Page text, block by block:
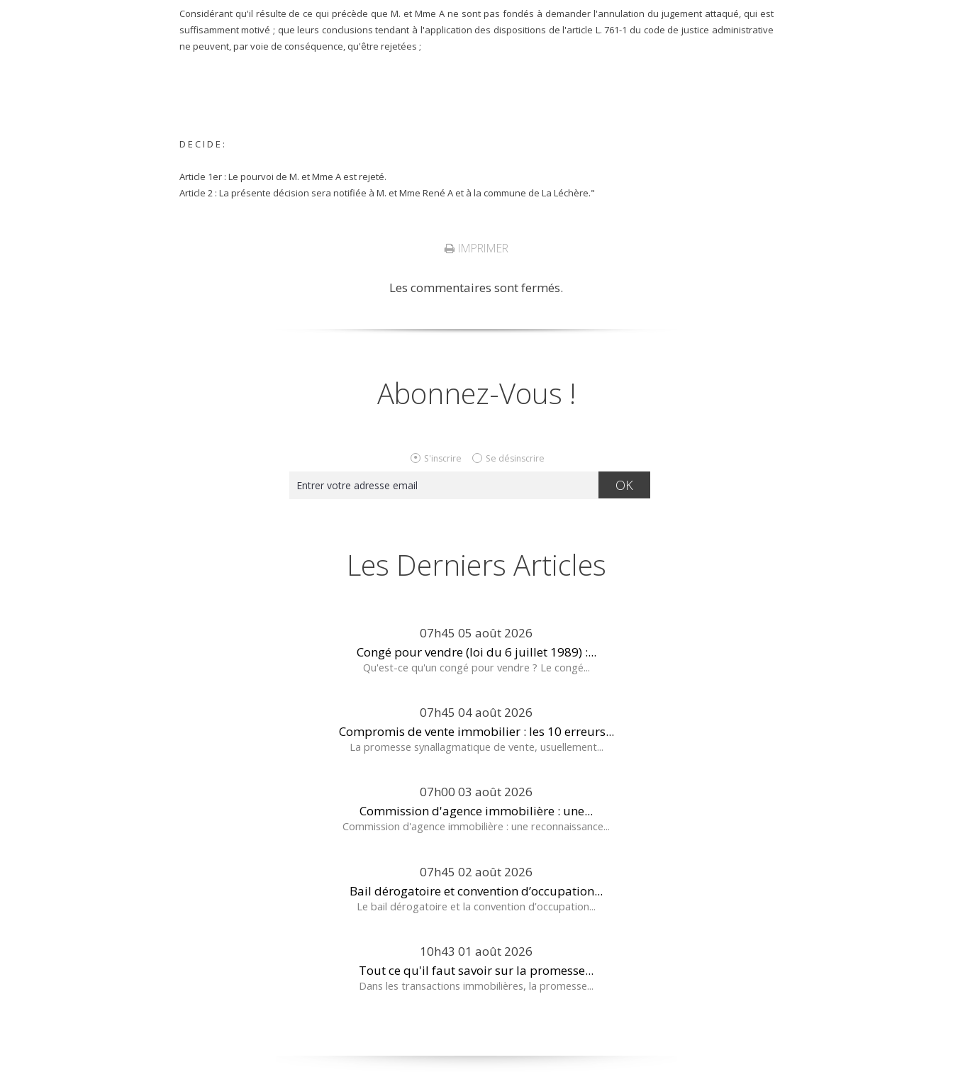
Considérant qu'il résulte de ce qui précède que M. et Mme A ne sont pas fondés à demander l'annulation du jugement attaqué, qui est
suffisamment motivé ; que leurs conclusions tendant à l'application des dispositions de l'article L. 761-1 du code de justice administrative
ne peuvent, par voie de conséquence, qu'être rejetées ;
D E C I D E :
Article 1er : Le pourvoi de M. et Mme A est rejeté.
Article 2 : La présente décision sera notifiée à M. et Mme René A et à la commune de La Léchère."
IMPRIMER
Les commentaires sont fermés.
Abonnez-Vous !
S'inscrire Se désinscrire
Les Derniers Articles
07h45 05 août 2026
Congé pour vendre (loi du 6 juillet 1989) :...
Qu'est-ce qu'un congé pour vendre ? Le congé...
07h45 04août 2026
Compromis de vente immobilier : les 10 erreurs...
La promesse synallagmatique de vente, usuellement...
07h00 03 août 2026
Commission d'agence immobilière : une...
Commission d'agence immobilière : une reconnaissance...
07h45 02 août 2026
Bail dérogatoire et convention d’occupation...
Le bail dérogatoire et la convention d’occupation...
10h43 01 août 2026
Tout ce qu'il faut savoir sur la promesse...
Dans les transactions immobilières, la promesse...